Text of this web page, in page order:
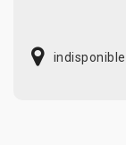
indisponible